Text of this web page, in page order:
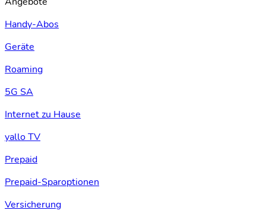
Handy-Abos
Geräte
Roaming
5G SA
Internet zu Hause
yallo TV
Prepaid
Prepaid-Sparoptionen
Versicherung